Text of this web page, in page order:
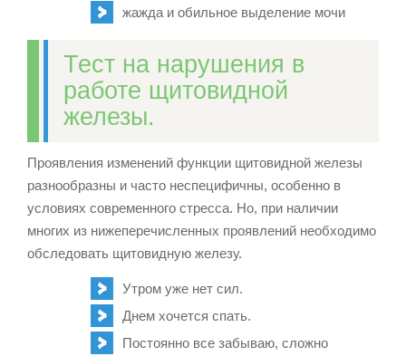
жажда и обильное выделение мочи
Тест на нарушения в
работе щитовидной
железы.
Проявления изменений функции щитовидной железы
разнообразны и часто неспецифичны, особенно в
условиях современного стресса. Но, при наличии
многих из нижеперечисленных проявлений необходимо
обследовать щитовидную железу.
Утром уже нет сил.
Днем хочется спать.
Постоянно все забываю, сложно